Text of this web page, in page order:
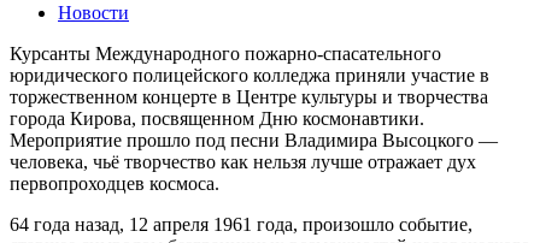
Новости
Курсанты Международного пожарно-спасательного
юридического полицейского колледжа приняли участие в
торжественном концерте в Центре культуры и творчества
города Кирова, посвященном Дню космонавтики.
Мероприятие прошло под песни Владимира Высоцкого —
человека, чьё творчество как нельзя лучше отражает дух
первопроходцев космоса.
64 года назад, 12 апреля 1961 года, произошло событие,